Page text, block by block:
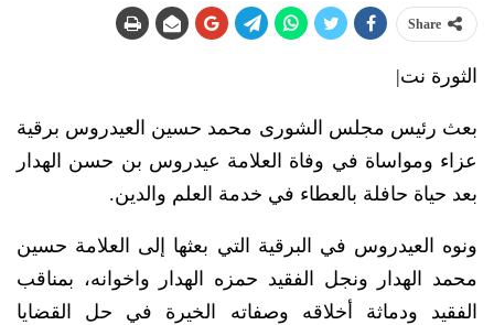
Share
الثورة نت|
بعث رئيس مجلس الشورى محمد حسين العيدروس برقية
عزاء ومواساة في وفاة العلامة عيدروس بن حسن الهدار
بعد حياة حافلة بالعطاء في خدمة العلم والدين.
ونوه العيدروس في البرقية التي بعثها إلى العلامة حسين
محمد الهدار ونجل الفقيد حمزه الهدار واخوانه، بمناقب
الفقيد ودماثة أخلاقه وصفاته الخيرة في حل القضايا